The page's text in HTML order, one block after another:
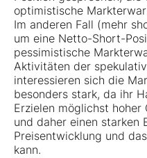
optimistische
Im anderen Fall (mehr
um eine Netto-Short-
pessimistische
Aktivitäten der
interessieren sich die
besonders stark, da ihr
Erzielen möglichst
und daher einen starken
Preisentwicklung und
kann.